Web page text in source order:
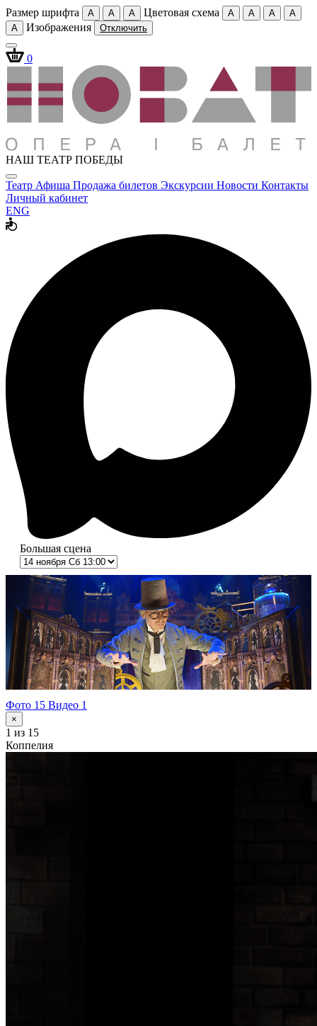
Размер шрифта A A A Цветовая схема A A A
A
A
Изображения Отключить
0
НАШ ТЕАТР ПОБЕДЫ
Театр Афиша Продажа билетов Экскурсии Новости Контакты
Личный кабинет
ENG
Большая сцена
Фото 15 Видео 1
×
1 из 15
Коппелия